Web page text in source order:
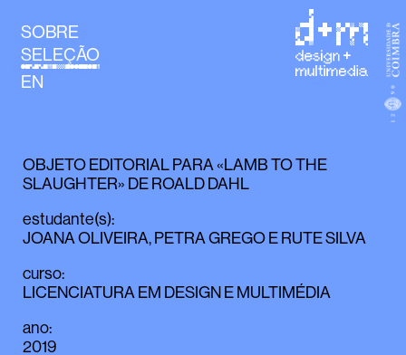
SOBRE
SELEÇÃO
EN
OBJETO EDITORIAL PARA «LAMB TO THE
SLAUGHTER» DE ROALD DAHL
estudante(s):
JOANA OLIVEIRA, PETRA GREGOE RUTE SILVA
curso:
LICENCIATURA EM DESIGN E MULTIMÉDIA
ano:
2019